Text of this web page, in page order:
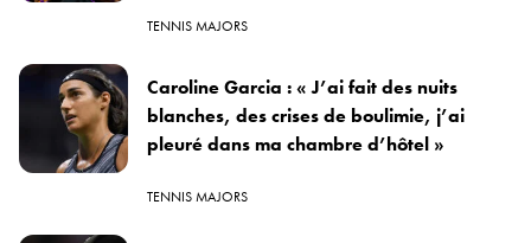
TENNIS MAJORS
Caroline Garcia : « J’ai fait des nuits
blanches, des crises de boulimie, j’ai
pleuré dans ma chambre d’hôtel »
TENNIS MAJORS